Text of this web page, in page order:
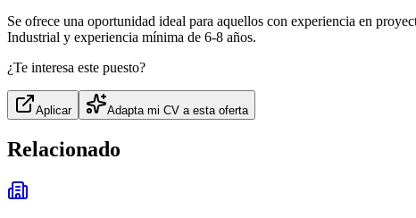
Se ofrece una oportunidad ideal para aquellos con experiencia en
Industrial y experiencia mínima de 6-8 años.
¿Te interesa este puesto?
Aplicar Adapta mi CV a esta oferta
Relacionado